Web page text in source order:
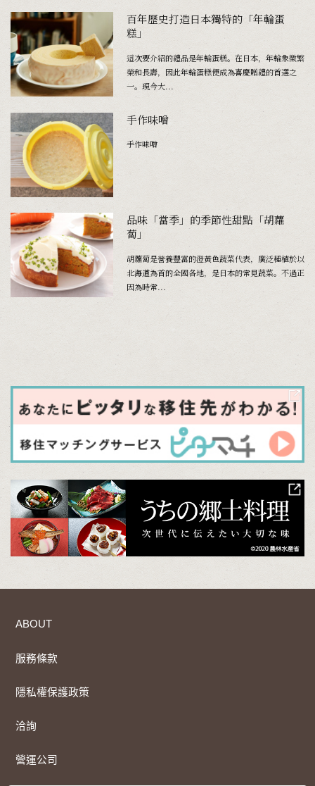
百年歷史打造日本獨特的「年輪蛋
糕」
這次要介紹的禮品是年輪蛋糕。在日本，年輪象徵繁
榮和長壽，因此年輪蛋糕便成為喜慶贈禮的首選之
一。現今大...
手作味噌
手作味噌
品味「當季」的季節性甜點「胡蘿
蔔」
胡蘿蔔是營養豐富的澄黃色蔬菜代表，廣泛種植於以
北海道為首的全國各地，是日本的常見蔬菜。不過正
因為時常...
ABOUT
服務條款
隱私權保護政策
洽詢
營運公司